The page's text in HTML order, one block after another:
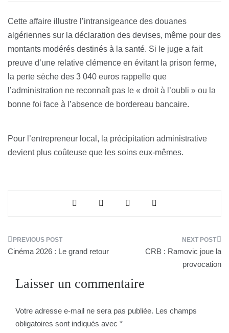
Cette affaire illustre l’intransigeance des douanes
algériennes sur la déclaration des devises, même pour des
montants modérés destinés à la santé. Si le juge a fait
preuve d’une relative clémence en évitant la prison ferme,
la perte sèche des 3 040 euros rappelle que
l’administration ne reconnaît pas le « droit à l’oubli » ou la
bonne foi face à l’absence de bordereau bancaire.
Pour l’entrepreneur local, la précipitation administrative
devient plus coûteuse que les soins eux-mêmes.
Navigation
l’article
Cinéma 2026 : Le grand retour
CRB : Ramovic joue la
provocation
Laisser un commentaire
Votre adresse e-mail ne sera pas publiée. Les champs
obligatoires sont indiqués avec *